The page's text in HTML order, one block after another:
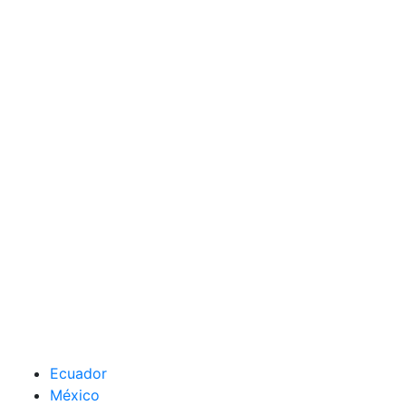
Ecuador
México